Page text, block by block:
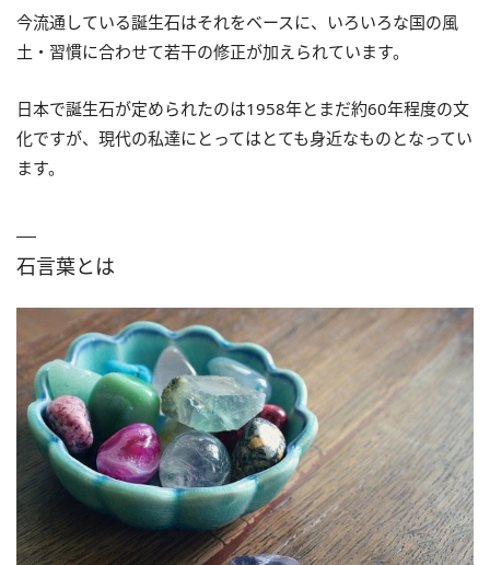
今流通している誕生石はそれをベースに、いろいろな国の風
土・習慣に合わせて若干の修正が加えられています。
日本で誕生石が定められたのは1958年とまだ約60年程度の文
化ですが、現代の私達にとってはとても身近なものとなってい
ます。
石言葉とは